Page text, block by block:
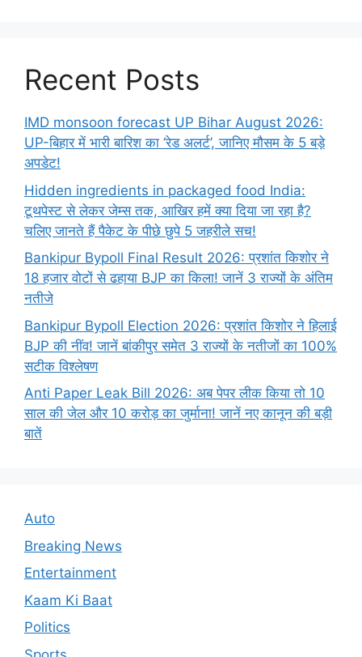
Recent Posts
IMD monsoon forecast UP Bihar August 2026:
UP-बिहार में भारी बारिश का ‘रेड अलर्ट’, जानिए मौसम के 5 बड़े
अपडेट!
Hidden ingredients in packaged food India:
टूथपेस्ट से लेकर जेम्स तक, आखिर हमें क्या दिया जा रहा है?
चलिए जानते हैं पैकेट के पीछे छुपे 5 जहरीले सच!
Bankipur Bypoll Final Result 2026: प्रशांत किशोर ने
18 हजार वोटों से ढहाया BJP का किला! जानें 3 राज्यों के अंतिम
नतीजे
Bankipur Bypoll Election 2026: प्रशांत किशोर ने हिलाई
BJP की नींव! जानें बांकीपुर समेत 3 राज्यों के नतीजों का 100%
सटीक विश्लेषण
Anti Paper Leak Bill 2026: अब पेपर लीक किया तो 10
साल की जेल और 10 करोड़ का जुर्माना! जानें नए कानून की बड़ी
बातें
Auto
Breaking News
Entertainment
Kaam Ki Baat
Politics